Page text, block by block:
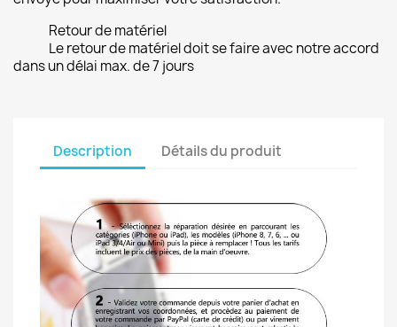
Retour de matériel
Le retour de matériel doit se faire avec notre accord
dans un délai max. de 7 jours
Description Détails du produit